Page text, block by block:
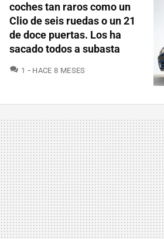
coches tan raros como un
Clio de seis ruedas o un 21
de doce puertas. Los ha
sacado todos a subasta
1 COMENTARIOS
HACE 8 MESES